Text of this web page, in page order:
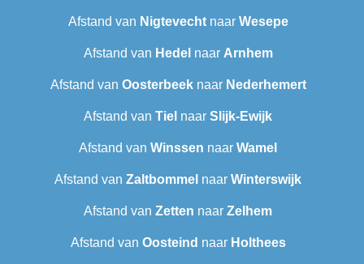
Afstand van Nigtevechtnaar Wesepe
Afstand van Hedel naar Arnhem
Afstand van Oosterbeeknaar Nederhemert
Afstand van Tiel naar Slijk-Ewijk
Afstand van Winssen naar Wamel
Afstand van Zaltbommel naar Winterswijk
Afstand van Zetten naar Zelhem
Afstand van Oosteind naar Holthees